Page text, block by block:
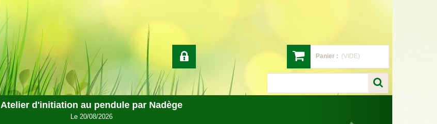
Atelier d'initiation au pendule par Nadège
Le 20/08/2026
Panier : (VIDE)